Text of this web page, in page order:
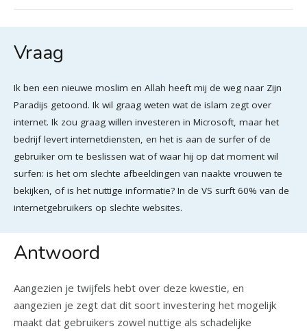
Vraag
Ik ben een nieuwe moslim en Allah heeft mij de weg naar Zijn
Paradijs getoond. Ik wil graag weten wat de islam zegt over
internet. Ik zou graag willen investeren in Microsoft, maar het
bedrijf levert internetdiensten, en het is aan de surfer of de
gebruiker om te beslissen wat of waar hij op dat moment wil
surfen: is het om slechte afbeeldingen van naakte vrouwen te
bekijken, of is het nuttige informatie? In de VS surft 60% van de
internetgebruikers op slechte websites.
Antwoord
Aangezien je twijfels hebt over deze kwestie, en
aangezien je zegt dat dit soort investering het mogelijk
maakt dat gebruikers zowel nuttige als schadelijke